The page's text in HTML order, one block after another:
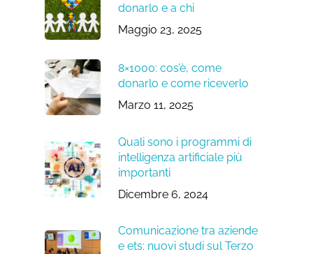
donarlo e a chi
Maggio 23, 2025
8×1000: cos’è, come
donarlo e come riceverlo
Marzo 11, 2025
Quali sono i programmi di
intelligenza artificiale più
importanti
Dicembre 6, 2024
Comunicazione tra aziende
e ets: nuovi studi sul Terzo